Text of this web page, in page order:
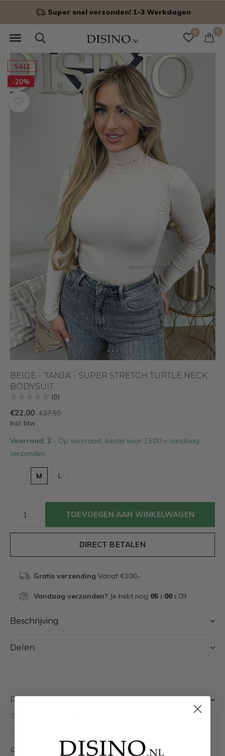
0 0
Super snel verzonden! 1-3 Werkdagen
SALE
-20%
BEIGE - 'TANJA' - SUPER STRETCH TURTLE NECK
BODYSUIT
(0)
€22,00 €27,50
Incl. btw
Voorraad: 2 - Op voorraad, bestel voor 15:00 = vandaag
verzonden
M L
TOEVOEGEN AAN WINKELWAGEN
DIRECT BETALEN
Gratis verzending Vanaf €100,-
Vandaag verzonden? Je hebt nog 05 : 00 : 09
Beschrijving
Delen
Reviews
Related articles